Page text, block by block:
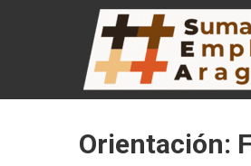
SUMANDO
EMPLEO
ARAGÓN
Iniciativa
Sumando
Orientación: